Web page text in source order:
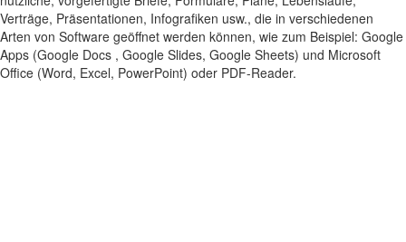
Verträge, Präsentationen, Infografiken usw., die in verschiedenen
Arten von Software geöffnet werden können, wie zum Beispiel: Google
Apps (Google Docs , Google Slides, Google Sheets) und Microsoft
Office (Word, Excel, PowerPoint) oder PDF-Reader.